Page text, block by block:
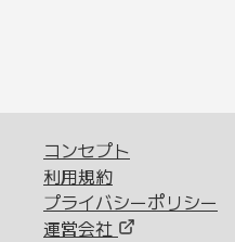
コンセプト
利用規約
プライバシーポリシー
運営会社